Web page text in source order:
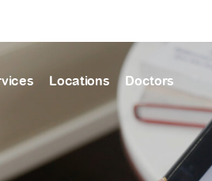
articles by first letterNews
Our
Locations
Our
Doctors